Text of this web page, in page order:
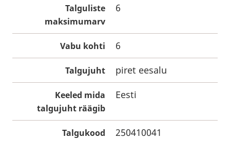
Talguliste
maksimumarv
6
Vabu kohti 6
Talgujuht piret eesalu
Keeled mida
talgujuht räägib
Eesti
Talgukood 250410041